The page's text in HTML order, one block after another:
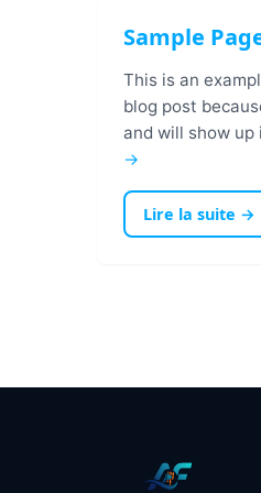
Sample
This is an
blog post
and will show
→
Lire la suite →